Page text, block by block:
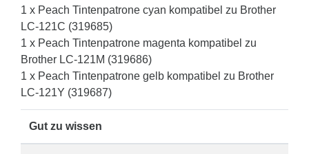
1 x Peach Tintenpatrone cyan kompatibel zu Brother
LC-121C (319685)
1 x Peach Tintenpatrone magenta kompatibel zu
Brother LC-121M (319686)
1 x Peach Tintenpatrone gelb kompatibel zu Brother
LC-121Y (319687)
Gut zu wissen